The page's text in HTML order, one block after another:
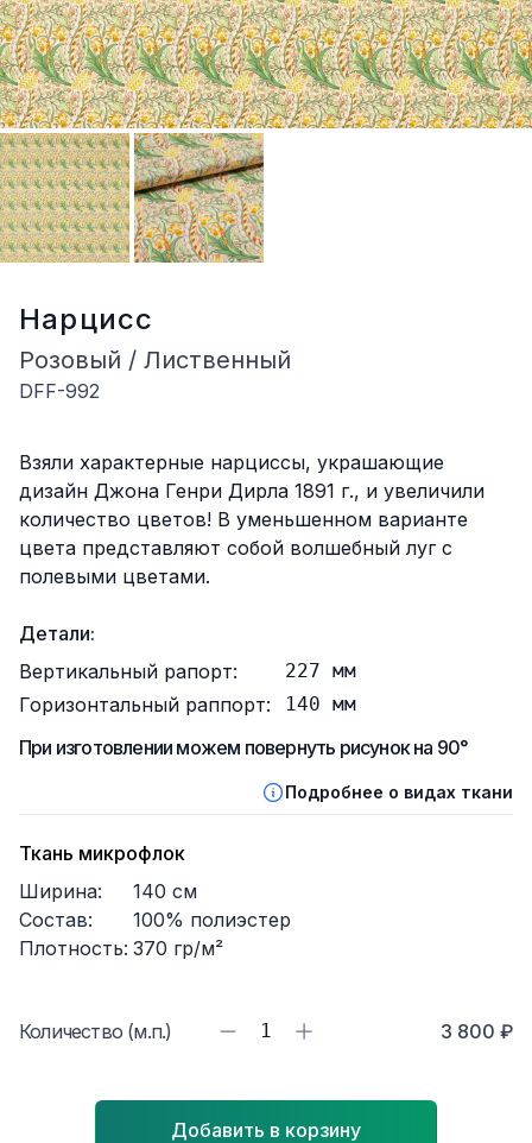
Нарцисс
Розовый / Лиственный
DFF-992
Описание
Взяли характерные нарциссы, украшающие
дизайн Джона Генри Дирла 1891 г., и увеличили
количество цветов! В уменьшенном варианте
цвета представляют собой волшебный луг с
полевыми цветами.
Детали:
Вертикальный рапорт:
227 мм
Горизонтальный раппорт: 140 мм
При изготовлении можем повернуть рисунок на 90°
Подробнее о видах ткани
Ткань микрофлок
Ширина:
140 см
Состав:
100% полиэстер
Плотность: 370 гр/м²
Количество (м.п.) 1 3 800 ₽
Добавить в корзину